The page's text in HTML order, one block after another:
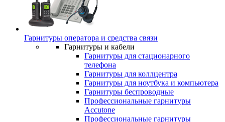
Гарнитуры оператора и средства связи
Гарнитуры и кабели
Гарнитуры для стационарного
телефона
Гарнитуры для коллцентра
Гарнитуры для ноутбука и компьютера
Гарнитуры беспроводные
Профессиональные гарнитуры
Accutone
Профессиональные гарнитуры